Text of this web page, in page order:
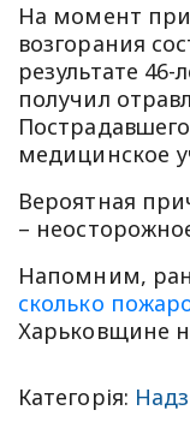
На момент
возгорания
результате
получил
медицинское
Вероятная
–
Напомним,
сколько
Харьковщине
Категорія: